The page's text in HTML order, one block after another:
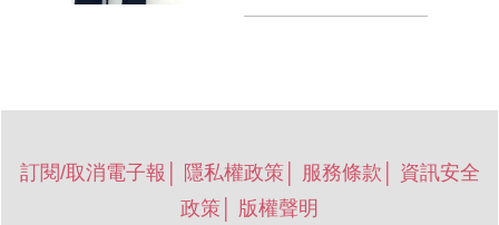
訂閱/取消電子報 隱私權政策 服務條款
資訊安全
政策
版權聲明